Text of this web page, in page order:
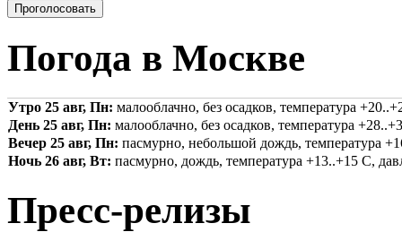
Погода в Москве
Утро 25 авг, Пн: малооблачно, без осадков, температура
День 25 авг, Пн: малооблачно, без осадков, температура
Вечер 25 авг, Пн: пасмурно, небольшой дождь, температура
Ночь 26 авг, Вт: пасмурно, дождь, температура +13..+15 С,
Пресс-релизы